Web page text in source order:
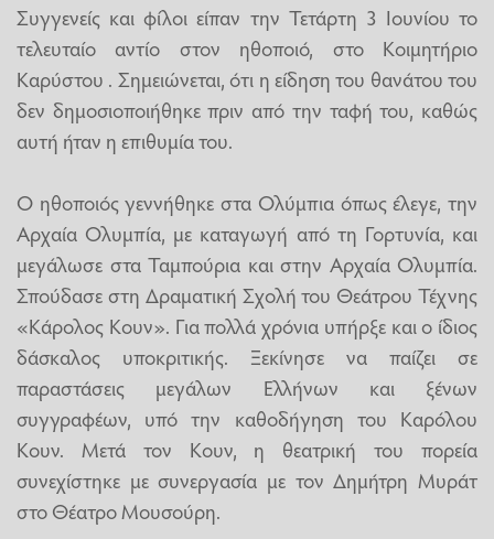
Συγγενείς και φίλοι είπαν την Τετάρτη 3 Ιουνίου το
τελευταίο αντίο στον ηθοποιό, στο Κοιμητήριο
Καρύστου . Σημειώνεται, ότι η είδηση του θανάτου του
δεν δημοσιοποιήθηκε πριν από την ταφή του, καθώς
αυτή ήταν η επιθυμία του.
Ο ηθοποιός γεννήθηκε στα Ολύμπια όπως έλεγε, την
Αρχαία Ολυμπία, με καταγωγή από τη Γορτυνία, και
μεγάλωσε στα Ταμπούρια και στην Αρχαία Ολυμπία.
Σπούδασε στη Δραματική Σχολή του Θεάτρου Τέχνης
«Κάρολος Κουν». Για πολλά χρόνια υπήρξε και ο ίδιος
δάσκαλος υποκριτικής. Ξεκίνησε να παίζει σε
παραστάσεις μεγάλων Ελλήνων και ξένων
συγγραφέων, υπό την καθοδήγηση του Καρόλου
Κουν. Μετά τον Κουν, η θεατρική του πορεία
συνεχίστηκε με συνεργασία με τον Δημήτρη Μυράτ
στο Θέατρο Μουσούρη.